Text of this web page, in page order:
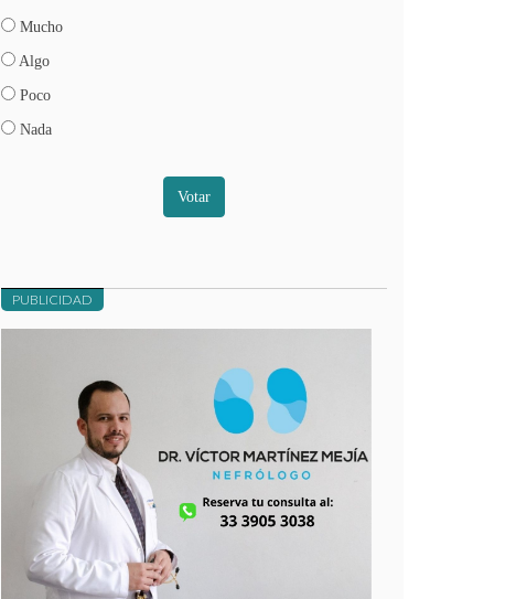
Mucho
Algo
Poco
Nada
Votar
PUBLICIDAD